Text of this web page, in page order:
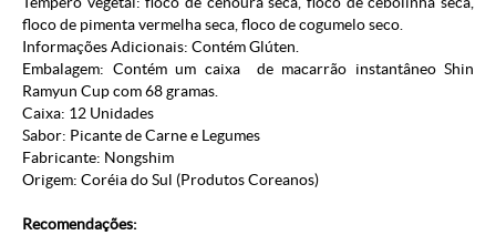
floco de pimenta vermelha seca, floco de cogumelo seco.
Informações Adicionais: Contém Glúten.
Embalagem: Contém um caixa de macarrão instantâneo Shin
Ramyun Cup com 68 gramas.
Caixa: 12 Unidades
Sabor: Picante de Carne e Legumes
Fabricante: Nongshim
Origem: Coréia do Sul (Produtos Coreanos)
Recomendações: